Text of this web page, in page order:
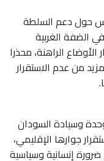
حول دعم السلطة
الضفة الغربية
الراهنة، محذرا
من عدم الاستقرار
وسيادة السودان
جوارها الإقليمي،
إنسانية وسياسية